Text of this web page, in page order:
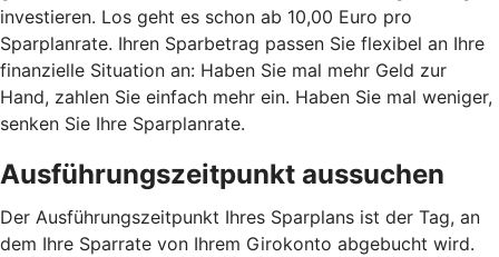
investieren. Los geht es schon ab 10,00 Euro pro
Sparplanrate. Ihren Sparbetrag passen Sie flexibel an Ihre
finanzielle Situation an: Haben Sie mal mehr Geld zur
Hand, zahlen Sie einfach mehr ein. Haben Sie mal weniger,
senken Sie Ihre Sparplanrate.
Ausführungszeitpunkt aussuchen
Der Ausführungszeitpunkt Ihres Sparplans ist der Tag, an
dem Ihre Sparrate von Ihrem Girokonto abgebucht wird.